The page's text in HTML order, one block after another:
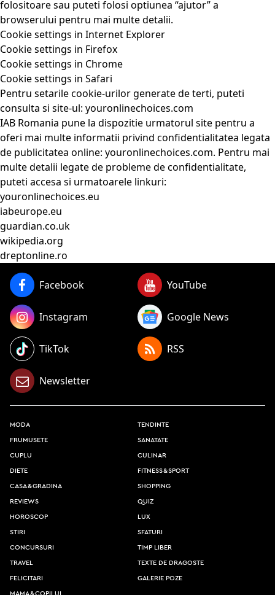
folositoare sau puteti folosi optiunea “ajutor” a
browserului pentru mai multe detalii.
Cookie settings in Internet Explorer
Cookie settings in Firefox
Cookie settings in Chrome
Cookie settings in Safari
Pentru setarile cookie-urilor generate de terti, puteti
consulta si site-ul: youronlinechoices.com
IAB Romania pune la dispozitie urmatorul site pentru a
oferi mai multe informatii privind confidentialitatea legata
de publicitatea online: youronlinechoices.com. Pentru mai
multe detalii legate de probleme de confidentialitate,
puteti accesa si urmatoarele linkuri:
youronlinechoices.eu
iabeurope.eu
guardian.co.uk
wikipedia.org
dreptonline.ro
Facebook YouTube
Instagram Google News
TikTok RSS
Newsletter
moda
tendinte
frumusete
sanatate
cuplu
culinar
diete
fitness & sport
casa & gradina
shopping
reviews
quiz
horoscop
lux
stiri
sfaturi
concursuri
timp liber
travel
texte de dragoste
felicitari
galerie poze
mama & copilul